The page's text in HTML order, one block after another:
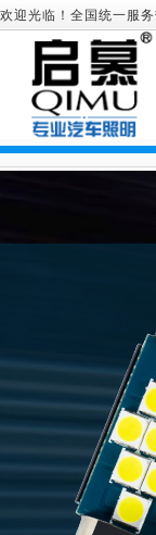
欢迎光临！全国统一服